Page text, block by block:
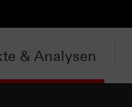
& Analysen